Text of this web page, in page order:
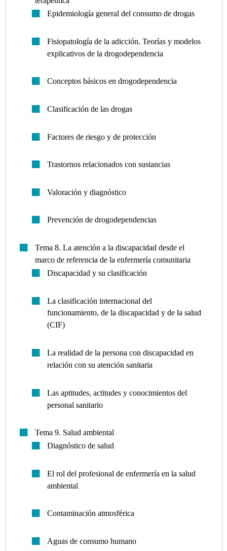
Epidemiología general del consumo de drogas
Fisiopatología de la adicción. Teorías y modelos
explicativos de la drogodependencia
Conceptos básicos en drogodependencia
Clasificación de las drogas
Factores de riesgo y de protección
Trastornos relacionados con sustancias
Valoración y diagnóstico
Prevención de drogodependencias
Tema 8. La atención a la discapacidad desde el
marco de referencia de la enfermería comunitaria
Discapacidad y su clasificación
La clasificación internacional del
funcionamiento, de la discapacidad y de la salud
(CIF)
La realidad de la persona con discapacidad en
relación con su atención sanitaria
Las aptitudes, actitudes y conocimientos del
personal sanitario
Tema 9. Salud ambiental
Diagnóstico de salud
El rol del profesional de enfermería en la salud
ambiental
Contaminación atmosférica
Aguas de consumo humano